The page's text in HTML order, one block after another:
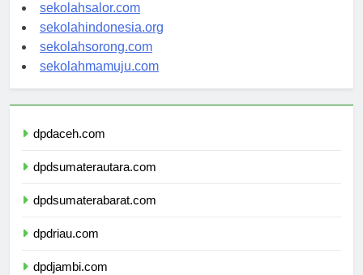
sekolahsalor.com
sekolahindonesia.org
sekolahsorong.com
sekolahmamuju.com
dpdaceh.com
dpdsumaterautara.com
dpdsumaterabarat.com
dpdriau.com
dpdjambi.com